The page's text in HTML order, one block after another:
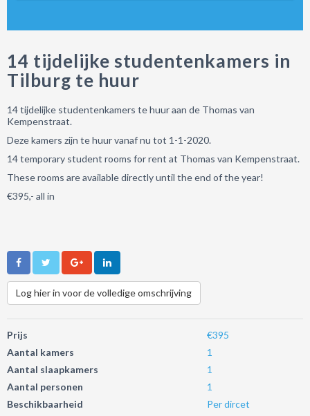
14 tijdelijke studentenkamers in
Tilburg te huur
14 tijdelijke studentenkamers te huur aan de Thomas van
Kempenstraat.
Deze kamers zijn te huur vanaf nu tot 1-1-2020.
14 temporary student rooms for rent at Thomas van Kempenstraat.
These rooms are available directly until the end of the year!
€395,- all in
Log hier in voor de volledige omschrijving
Prijs
€395
Aantal kamers
1
Aantal slaapkamers
1
Aantal personen
1
Beschikbaarheid
Per dircet